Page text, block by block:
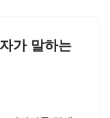
가 말하는